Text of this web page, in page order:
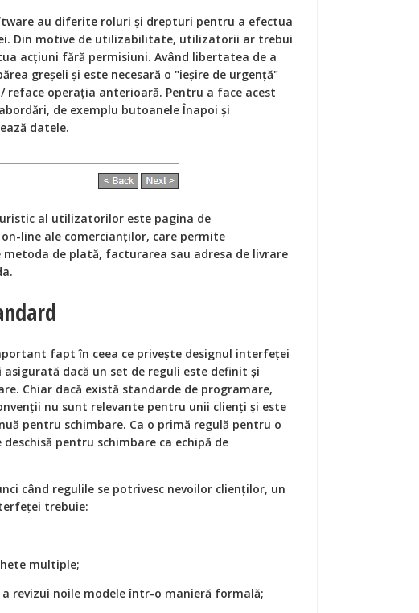
au diferite roluri și drepturi pentru a efectua
Din motive de utilizabilitate, utilizatorii ar trebui
acțiuni fără permisiuni. Având libertatea de a
greșeli și este necesară o "ieșire de urgență"
reface operația anterioară. Pentru a face acest
de exemplu butoanele Înapoi și
datele.
al utilizatorilor este pagina de
line ale comercianților, care permite
de plată, facturarea sau adresa de livrare
fapt în ceea ce privește designul interfeței
dacă un set de reguli este definit și
Chiar dacă există standarde de programare,
nu sunt relevante pentru unii clienți și este
pentru schimbare. Ca o primă regulă pentru o
pentru schimbare ca echipă de
când regulile se potrivesc nevoilor clienților, un
trebuie:
multiple;
revizui noile modele într-o manieră formală;